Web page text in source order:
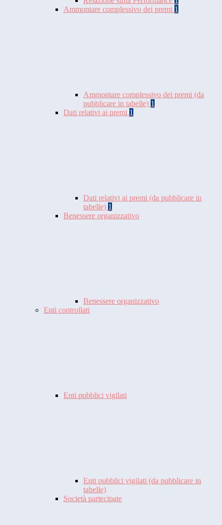
Ammontare complessivo dei premi 1
Ammontare complessivo dei premi (da
pubblicare in tabelle) 1
Dati relativi ai premi 1
Dati relativi ai premi (da pubblicare in
tabelle) 1
Benessere organizzativo
Benessere organizzativo
Enti controllati
Enti pubblici vigilati
Enti pubblici vigilati (da pubblicare in
tabelle)
Società partecipate